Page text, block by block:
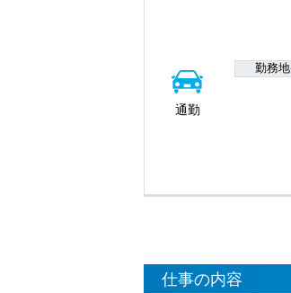
通勤
勤務地
仕事の内容